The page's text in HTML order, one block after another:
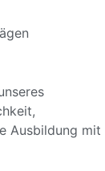
Ausbildung mit